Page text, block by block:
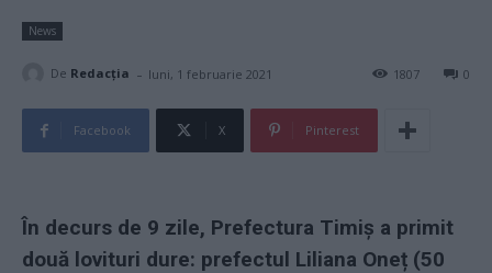
News
De Redacţia - luni, 1 februarie 2021 0
1807
Facebook X Pinterest
În decurs de 9 zile, Prefectura Timiș a primit
două lovituri dure: prefectul Liliana Oneț (50